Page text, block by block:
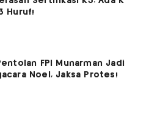
Huruf!
FPI Munarman Jadi
Noel, Jaksa Protes!